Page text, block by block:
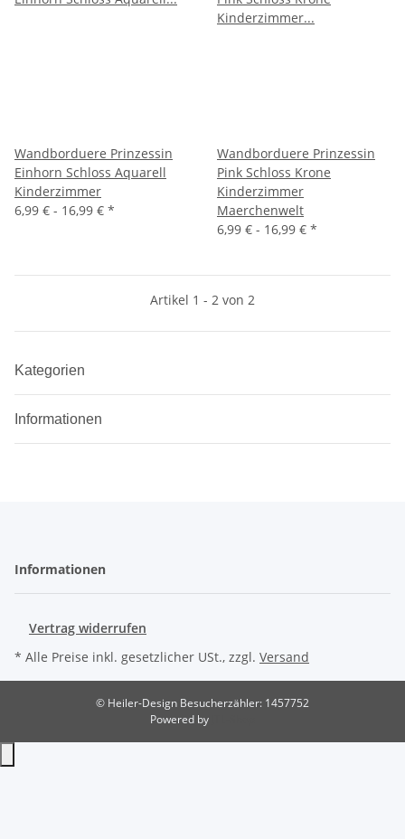
Wandborduere Prinzessin
Einhorn Schloss Aquarell
Kinderzimmer
6,99 € - 16,99 € *
Wandborduere Prinzessin
Pink Schloss Krone
Kinderzimmer
Maerchenwelt
6,99 € - 16,99 € *
Artikel 1 - 2 von 2
Kategorien
Informationen
Informationen
Vertrag widerrufen
* Alle Preise inkl. gesetzlicher USt., zzgl. Versand
© Heiler-Design Besucherzähler: 1457752
Powered by